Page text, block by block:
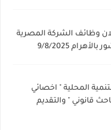
وظائف الشركة المصرية
9/8/2025
المحلية " اخصائي
قانوني " والتقديم